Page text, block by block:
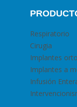
Respiratorio
Cirugia
Implantes
Implantes a
Infusión